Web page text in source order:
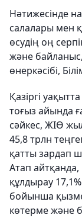
Нәтижесінде
салалары мен
өсудің оң
және
өнеркәсібі,
Қазіргі
тоғыз айында
сәйкес, ЖІӨ
45,8 трлн
қатты зардап
Атап
құлдырау
бойынша
көтерме және